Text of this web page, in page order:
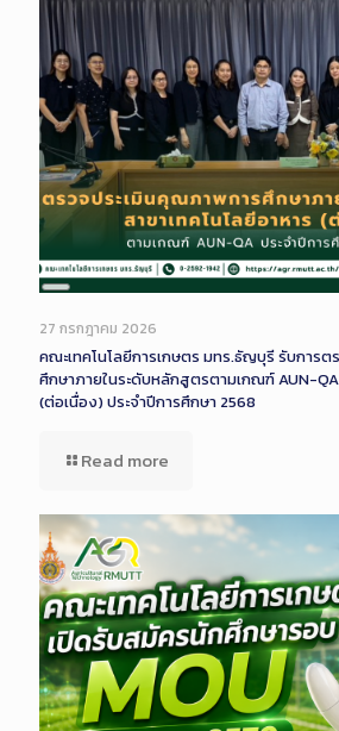
Long
Description
27 กรกฎาคม 2026
คณะเทคโนโลยีการเกษตร มทร.ธัญบุรี รับการ
ศึกษาภายในระดับหลักสูตรตามเกณฑ์ AUN-QA
(ต่อเนื่อง) ประจำปีการศึกษา 2568
Read more